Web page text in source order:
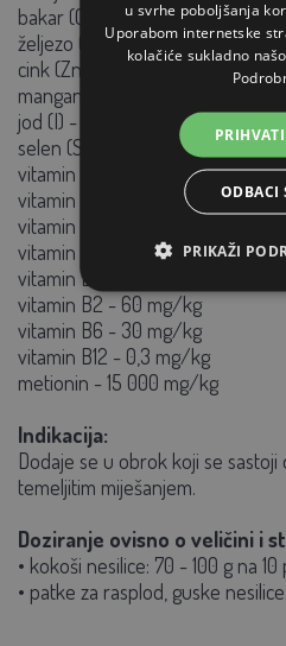
bakar (Cu) - 100 mg/kg
željezo (Fe) - 1.500 mg/kg
cink (Zn) - 600 mg/kg
mangan (Mn) - 900 mg/kg
jod (I) - 7 mg/kg
selen (Se) - 4 mg/kg
vitamin A - 250.000 uklj
vitamin D3 - 40 000 uklj
vitamin E - 400 mg/kg
vitamin K3 - 50 mg/kg
vitamin B1 - 30 mg/kg
vitamin B2 - 60 mg/kg
vitamin B6 - 30 mg/kg
vitamin B12 - 0,3 mg/kg
metionin - 15 000 mg/kg
Indikacija:
Dodaje se u obrok koji se
temeljitim miješanjem.
Doziranje ovisno o veličini i
• kokoši nesilice: 70 - 100 g na
• patke za rasplod, guske
u svrhe poboljšanja
Uporabom internetske
kolačiće sukladno
PRIHVATI
ODBACI
PRIKAŽI